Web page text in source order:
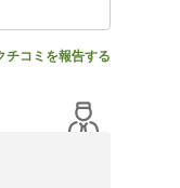
チコミを報告する